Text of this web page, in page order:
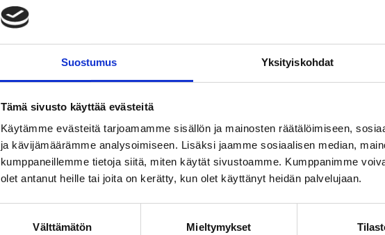
Suostumus Yksityiskohdat
Tämä sivusto käyttää evästeitä
Käytämme evästeitä tarjoamamme sisällön ja mainosten räätälöimiseen,
ja kävijämäärämme analysoimiseen. Lisäksi jaamme sosiaalisen median,
kumppaneillemme tietoja siitä, miten käytät sivustoamme. Kumppanimme
olet antanut heille tai joita on kerätty, kun olet käyttänyt heidän palvelujaan.
Välttämätön Mieltymykset
elämystalouden edelläkävijä -tiekartta